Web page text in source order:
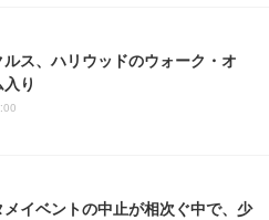
ス、ハリウッドのウォーク・オ
り
イベントの中止が相次ぐ中で、少